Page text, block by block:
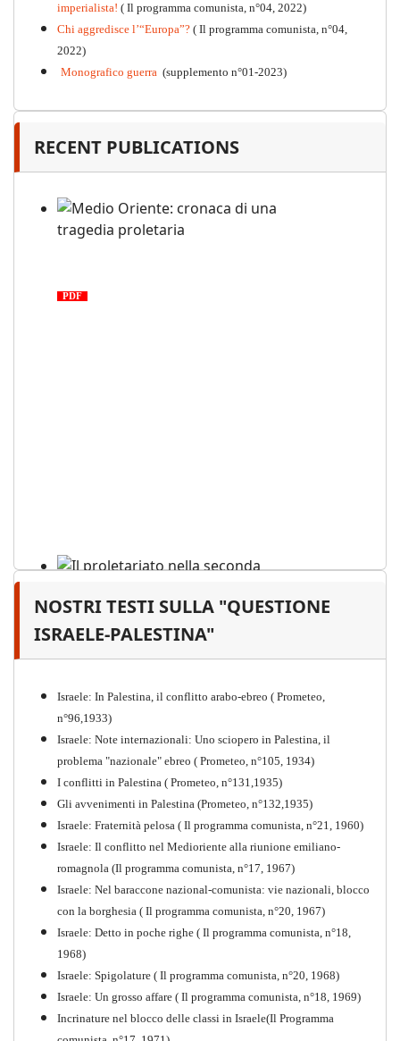
imperialista! ( Il programma comunista, n°04, 2022)
Chi aggredisce l’“Europa”? ( Il programma comunista, n°04,
2022)
Monografico guerra (supplemento n°01-2023)
RECENT PUBLICATIONS
PDF
Il proletariato nella seconda
guerra mondiale e nella
Storia della Sinistra
Comunista V
NOSTRI TESTI SULLA "QUESTIONE
ISRAELE-PALESTINA"
Israele: In Palestina, il conflitto arabo-ebreo ( Prometeo,
n°96,1933)
Israele: Note internazionali: Uno sciopero in Palestina, il
problema "nazionale" ebreo ( Prometeo, n°105, 1934)
I conflitti in Palestina ( Prometeo, n°131,1935)
Gli avvenimenti in Palestina (Prometeo, n°132,1935)
Israele: Fraternità pelosa ( Il programma comunista, n°21, 1960)
Israele: Il conflitto nel Medioriente alla riunione emiliano-
romagnola (Il programma comunista, n°17, 1967)
Israele: Nel baraccone nazional-comunista: vie nazionali, blocco
con la borghesia ( Il programma comunista, n°20, 1967)
Israele: Detto in poche righe ( Il programma comunista, n°18,
1968)
Israele: Spigolature ( Il programma comunista, n°20, 1968)
Israele: Un grosso affare ( Il programma comunista, n°18, 1969)
Incrinature nel blocco delle classi in Israele(Il Programma